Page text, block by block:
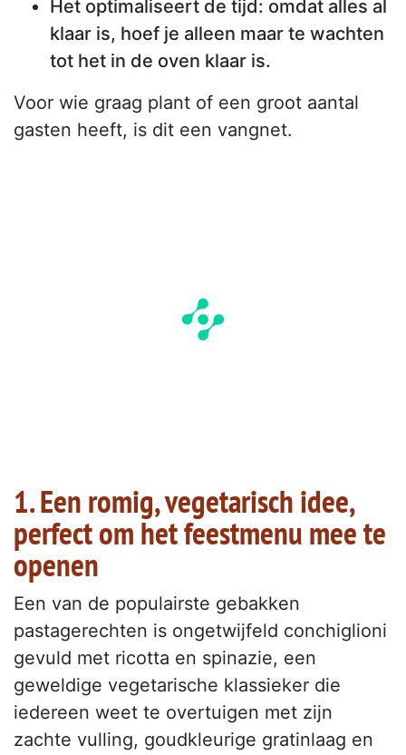
Het optimaliseert de tijd: omdat alles al
klaar is, hoef je alleen maar te wachten
tot het in de oven klaar is.
Voor wie graag plant of een groot aantal
gasten heeft, is dit een vangnet.
1. Een romig, vegetarisch idee,
perfect om het feestmenu mee te
openen
Een van de populairste gebakken
pastagerechten is ongetwijfeld conchiglioni
gevuld met ricotta en spinazie, een
geweldige vegetarische klassieker die
iedereen weet te overtuigen met zijn
zachte vulling, goudkleurige gratinlaag en